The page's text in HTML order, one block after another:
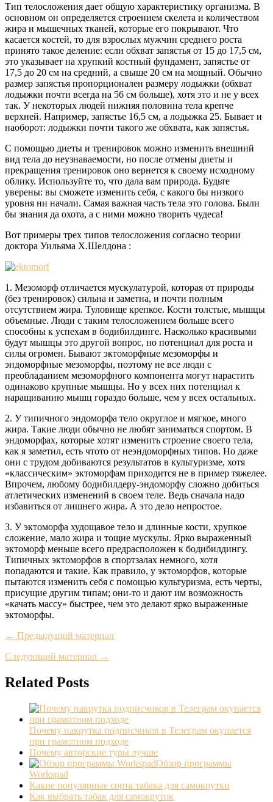
Тип телосложения дает общую характеристику организма. В
основном он определяется строением скелета и количеством
жира и мышечных тканей, которые его покрывают. Что
касается костей, то для взрослых мужчин среднего роста
принято такое деление: если обхват запястья от 15 до 17,5 см,
это указывает на хрупкий костный фундамент, запястье от
17,5 до 20 см на средний, а свыше 20 см на мощный. Обычно
размер запястья пропорционален размеру лодыжки (обхват
лодыжки почти всегда на 56 см больше), хотя это и не у всех
так. У некоторых людей нижняя половина тела крепче
верхней. Например, запястье 16,5 см, а лодыжка 25. Бывает и
наоборот: лодыжки почти такого же обхвата, как запястья.
С помощью диеты и тренировок можно изменить внешний
вид тела до неузнаваемости, но после отмены диеты и
прекращения тренировок оно вернется к своему исходному
облику. Используйте то, что дала вам природа. Будьте
уверены: вы сможете изменить себя, с какого бы низкого
уровня ни начали. Самая важная часть тела это голова. Были
бы знания да охота, а с ними можно творить чудеса!
Вот примеры трех типов телосложения согласно теории
доктора Уильяма Х.Шелдона :
1. Мезоморф отличается мускулатурой, которая от природы
(без тренировок) сильна и заметна, и почти полным
отсутствием жира. Туловище крепкое. Кости толстые, мышцы
объемные. Люди с таким телосложением больше всего
способны к успехам в бодибилдинге. Насколько красивыми
будут мышцы это другой вопрос, но потенциал для роста и
силы огромен. Бывают эктоморфные мезоморфы и
эндоморфные мезоморфы, поэтому не все люди с
преобладанием мезоморфного компонента могут нарастить
одинаково крупные мышцы. Но у всех них потенциал к
наращиванию мышц гораздо больше, чем у всех остальных.
2. У типичного эндоморфа тело округлое и мягкое, много
жира. Такие люди обычно не любят заниматься спортом. В
эндоморфах, которые хотят изменить строение своего тела,
как я заметил, есть чтото от неэндоморфных типов. Но даже
они с трудом добиваются результатов в культуризме, хотя
«классическим» эктоморфам приходится не в пример тяжелее.
Впрочем, любому бодибилдеру-эндоморфу сложно добиться
атлетических изменений в своем теле. Ведь сначала надо
избавиться от лишнего жира. А это дело непростое.
3. У эктоморфа худощавое тело и длинные кости, хрупкое
сложение, мало жира и тощие мускулы. Ярко выраженный
эктоморф меньше всего предрасположен к бодибилдингу.
Типичных эктоморфов в спортзалах немного, хотя
попадаются и такие. Как правило, у эктоморфов, которые
пытаются изменить себя с помощью культуризма, есть черты,
присущие другим типам; они-то и дают им возможность
«качать массу» быстрее, чем это делают ярко выраженные
эктоморфы.
← Предыдущий материал
Следующий материал →
Related Posts
Почему накрутка подписчиков в Телеграм окупается
при грамотном подходе
Почему авторские туры лучше
Обзор программы
Workspad
Какие популярные сорта табака для самокрутки
Как выбрать табак для самокруток